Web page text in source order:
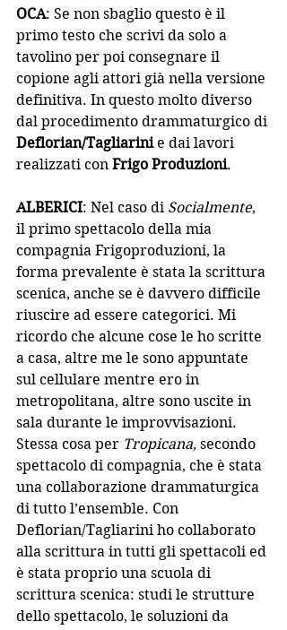
OCA: Se non sbaglio questo è il
primo testo che scrivi da solo a
tavolino per poi consegnare il
copione agli attori già nella versione
definitiva. In questo molto diverso
dal procedimento drammaturgico di
Deflorian/Tagliarini e dai lavori
realizzati con Frigo Produzioni.
ALBERICI: Nel caso di Socialmente,
il primo spettacolo della mia
compagnia Frigoproduzioni, la
forma prevalente è stata la scrittura
scenica, anche se è davvero difficile
riuscire ad essere categorici. Mi
ricordo che alcune cose le ho scritte
a casa, altre me le sono appuntate
sul cellulare mentre ero in
metropolitana, altre sono uscite in
sala durante le improvvisazioni.
Stessa cosa per Tropicana, secondo
spettacolo di compagnia, che è stata
una collaborazione drammaturgica
di tutto l’ensemble. Con
Deflorian/Tagliarini ho collaborato
alla scrittura in tutti gli spettacoli ed
è stata proprio una scuola di
scrittura scenica: studi le strutture
dello spettacolo, le soluzioni da